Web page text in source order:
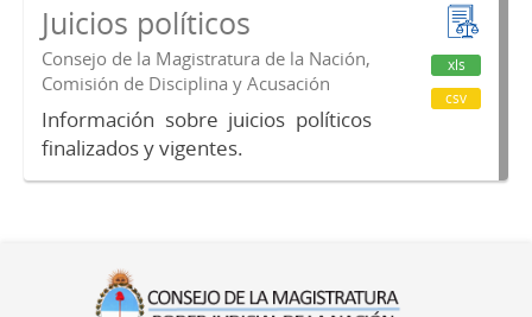
Juicios políticos
Consejo de la Magistratura de la Nación,
Comisión de Disciplina y Acusación
Información sobre juicios políticos
finalizados y vigentes.
xls
csv